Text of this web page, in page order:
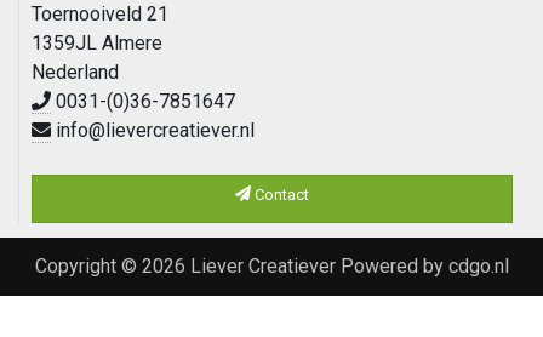
Toernooiveld 21
1359JL Almere
Nederland
0031-(0)36-7851647
info@lievercreatiever.nl
Contact
Copyright © 2026 Liever CreatieverPowered by cdgo.nl